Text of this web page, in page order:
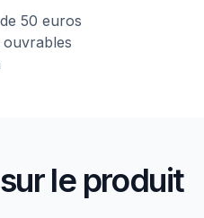
50 euros
le produit